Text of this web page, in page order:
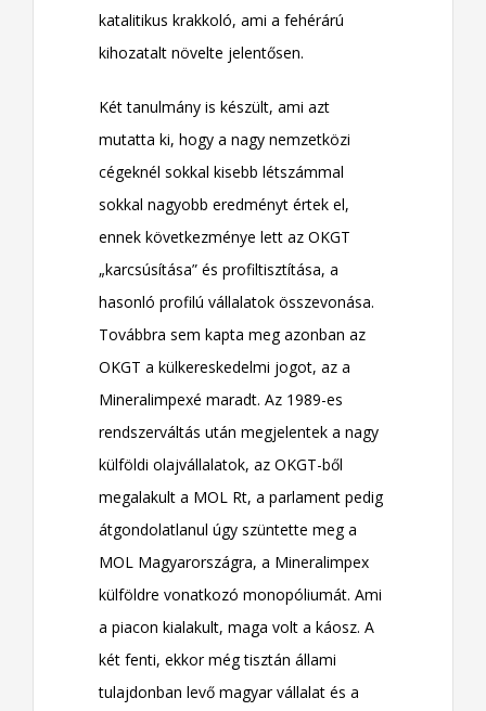
katalitikus krakkoló, ami a fehérárú
kihozatalt növelte jelentősen.
Két tanulmány is készült, ami azt
mutatta ki, hogy a nagy nemzetközi
cégeknél sokkal kisebb létszámmal
sokkal nagyobb eredményt értek el,
ennek következménye lett az OKGT
„karcsúsítása” és profiltisztítása, a
hasonló profilú vállalatok összevonása.
Továbbra sem kapta meg azonban az
OKGT a külkereskedelmi jogot, az a
Mineralimpexé maradt. Az 1989-es
rendszerváltás után megjelentek a nagy
külföldi olajvállalatok, az OKGT-ből
megalakult a MOL Rt, a parlament pedig
átgondolatlanul úgy szüntette meg a
MOL Magyarországra, a Mineralimpex
külföldre vonatkozó monopóliumát. Ami
a piacon kialakult, maga volt a káosz. A
két fenti, ekkor még tisztán állami
tulajdonban levő magyar vállalat és a